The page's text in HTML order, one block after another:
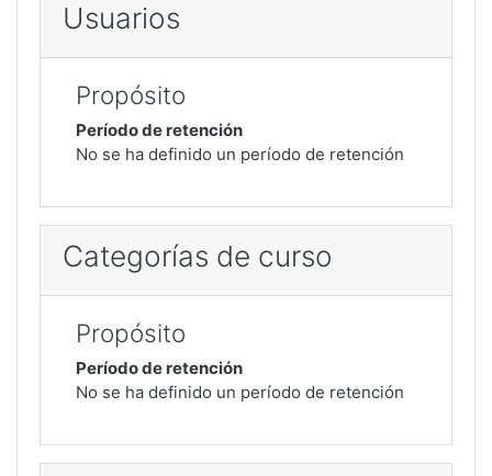
Usuarios
Propósito
Período de retención
No se ha definido un período de retención
Categorías de curso
Propósito
Período de retención
No se ha definido un período de retención